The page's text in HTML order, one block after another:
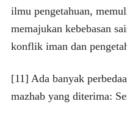
ilmu pengetahuan,
memajukan kebebasan
konflik iman dan
[11] Ada banyak
mazhab yang diterima: